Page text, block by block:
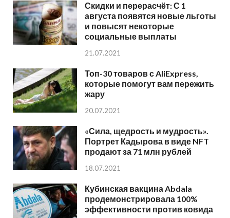
Скидки и перерасчёт: С 1
августа появятся новые льготы
и повысят некоторые
социальные выплаты
21.07.2021
Топ-30 товаров с AliExpress,
которые помогут вам пережить
жару
20.07.2021
«Сила, щедрость и мудрость».
Портрет Кадырова в виде NFT
продают за 71 млн рублей
18.07.2021
Кубинская вакцина Abdala
продемонстрировала 100%
эффективности против ковида